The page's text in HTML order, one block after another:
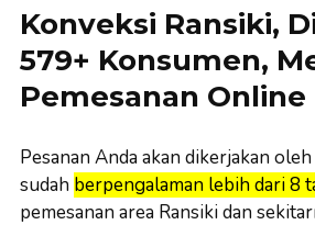
Konveksi Ransiki,
579+ Konsumen,
Pemesanan Online
Pesanan Anda akan dikerjakan
sudah berpengalaman lebih dari 8
pemesanan area Ransiki dan